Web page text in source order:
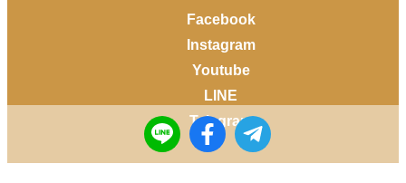
Facebook
Instagram
Youtube
LINE
Telegram